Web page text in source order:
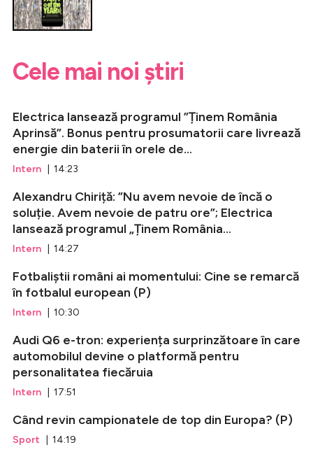
Cele mai noi știri
Electrica lansează programul ”Ținem România
Aprinsă”. Bonus pentru prosumatorii care livrează
energie din baterii în orele de...
Intern | 14:23
Alexandru Chiriță: ”Nu avem nevoie de încă o
soluție. Avem nevoie de patru ore”; Electrica
lansează programul „Ținem România...
Intern | 14:27
Fotbaliștii români ai momentului: Cine se remarcă
în fotbalul european (P)
Intern | 10:30
Audi Q6 e-tron: experiența surprinzătoare în care
automobilul devine o platformă pentru
personalitatea fiecăruia
Intern | 17:51
Când revin campionatele de top din Europa? (P)
Sport | 14:19